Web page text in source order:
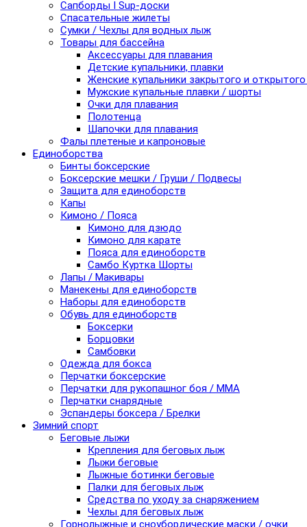
Сапборды I Sup-доски
Спасательные жилеты
Сумки / Чехлы для водных лыж
Товары для бассейна
Аксессуары для плавания
Детские купальники, плавки
Женские купальники закрытого и
Мужские купальные плавки / шорты
Очки для плавания
Полотенца
Шапочки для плавания
Фалы плетеные и капроновые
Единоборства
Бинты боксерские
Боксерские мешки / Груши / Подвесы
Защита для единоборств
Капы
Кимоно / Пояса
Кимоно для дзюдо
Кимоно для карате
Пояса для единоборств
Самбо Куртка Шорты
Лапы / Макивары
Манекены для единоборств
Наборы для единоборств
Обувь для единоборств
Боксерки
Борцовки
Самбовки
Одежда для бокса
Перчатки боксерские
Перчатки для рукопашног боя / ММА
Перчатки снарядные
Эспандеры боксера / Брелки
Зимний спорт
Беговые лыжи
Крепления для беговых лыж
Лыжи беговые
Лыжные ботинки беговые
Палки для беговых лыж
Средства по уходу за снаряжением
Чехлы для беговых лыж
Горнолыжные и сноубордические маски / очки